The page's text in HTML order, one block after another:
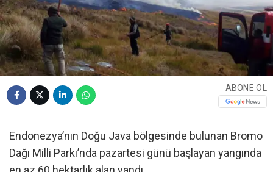
ABONE OL
Endonezya’nın Doğu Java bölgesinde bulunan Bromo
Dağı Milli Parkı’nda pazartesi günü başlayan yangında